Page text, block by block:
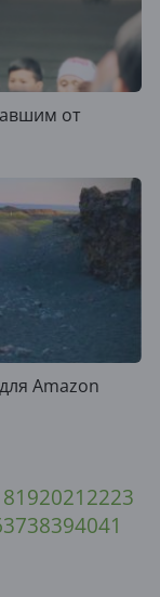
от
Amazon
1920212223
3738394041